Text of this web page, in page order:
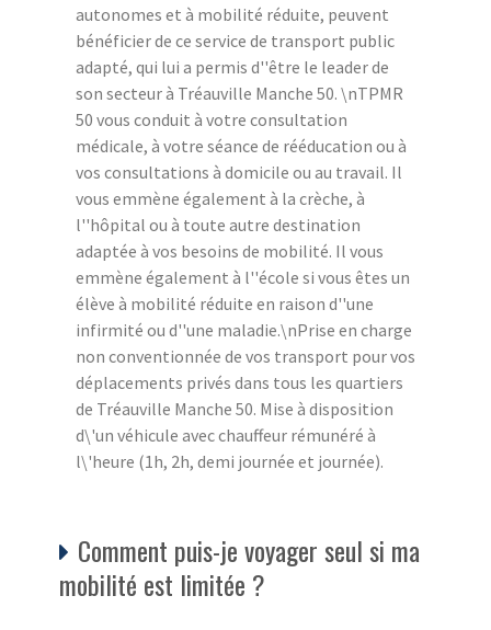
autonomes et à mobilité réduite, peuvent
bénéficier de ce service de transport public
adapté, qui lui a permis d''être le leader de
son secteur à Tréauville Manche 50. \nTPMR
50 vous conduit à votre consultation
médicale, à votre séance de rééducation ou à
vos consultations à domicile ou au travail. Il
vous emmène également à la crèche, à
l''hôpital ou à toute autre destination
adaptée à vos besoins de mobilité. Il vous
emmène également à l''école si vous êtes un
élève à mobilité réduite en raison d''une
infirmité ou d''une maladie.\nPrise en charge
non conventionnée de vos transport pour vos
déplacements privés dans tous les quartiers
de Tréauville Manche 50. Mise à disposition
d\'un véhicule avec chauffeur rémunéré à
l\'heure (1h, 2h, demi journée et journée).
Comment puis-je voyager seul si ma
mobilité est limitée ?